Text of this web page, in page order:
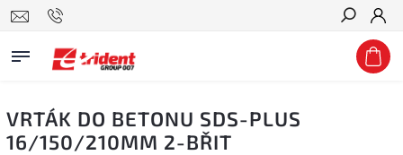
Hledat
VRTÁK DO BETONU SDS-PLUS
16/150/210MM 2-BŘIT